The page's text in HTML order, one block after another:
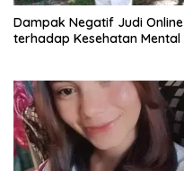
Dampak Negatif Judi Online
terhadap Kesehatan Mental